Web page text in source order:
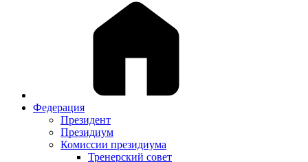
Федерация
Президент
Президиум
Комиссии президиума
Тренерский совет